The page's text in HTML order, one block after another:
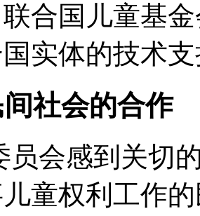
合国儿童基
实体的技术
社会的合作
员会感到关切
童权利工作